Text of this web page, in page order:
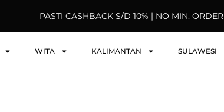
PASTI CASHBACK S/D 10% | NO MIN. ORDER
WITA KALIMANTAN SULAWESI